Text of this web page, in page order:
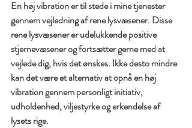
En høj vibration er til stede i mine tjenester
gennem vejledning af rene lysvæsener. Disse
rene lysvæsener er udelukkende positive
stjernevæsener og fortsætter gerne med at
vejlede dig, hvis det ønskes. Ikke desto mindre
kan det være et alternativ at opnå en høj
vibration gennem personligt initiativ,
udholdenhed, viljestyrke og erkendelse af
lysets rige.